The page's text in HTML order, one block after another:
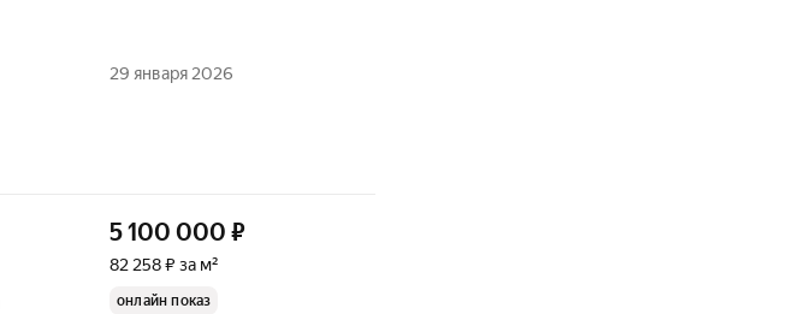
29 января 2026
5 100 000 ₽
82 258 ₽ за м²
онлайн показ